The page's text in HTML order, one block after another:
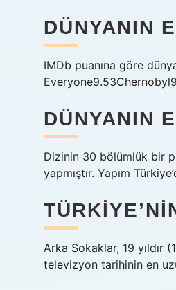
DÜNYANIN
IMDb puanına göre
DÜNYANIN
Dizinin 30 bölümlük bir
yapmıştır. Yapım
Arka Sokaklar, 19 yıldır
televizyon tarihinin en